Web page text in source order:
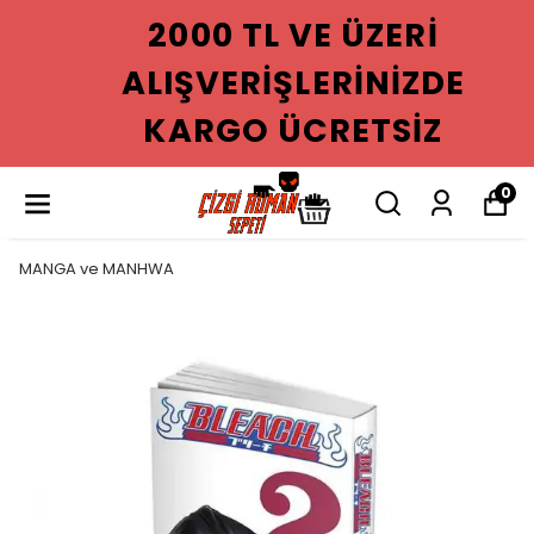
2000 TL VE ÜZERI
ALIŞVERIŞLERINIZDE
KARGO ÜCRETSIZ
0
MANGA ve MANHWA